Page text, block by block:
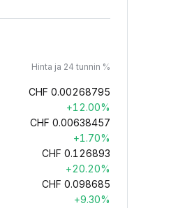
Hinta ja 24 tunnin %
CHF 0.00268795
+12.00%
CHF 0.00638457
+1.70%
CHF 0.126893
+20.20%
CHF 0.098685
+9.30%